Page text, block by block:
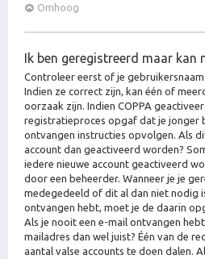
Omhoog
Ik ben geregistreerd maar kan
Controleer eerst of je
Indien ze correct zijn, kan één of
oorzaak zijn. Indien COPPA
registratieproces opgaf dat je jonger
ontvangen instructies opvolgen. Als
account dan geactiveerd worden?
iedere nieuwe account geactiveerd
door een beheerder. Wanneer je je
medegedeeld of dit al dan niet nodig
ontvangen hebt, moet je de daarin
Als je nooit een e-mail ontvangen
mailadres dan wel juist? Één van de
aantal valse accounts te doen dalen.